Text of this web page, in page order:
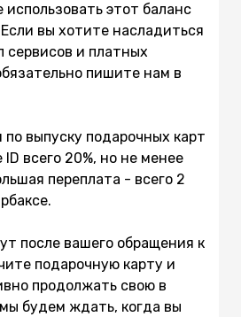
этот баланс
вы хотите насладиться
сервисов и платных
пишите нам в
выпуску подарочных карт
всего 20%, но не менее
переплата - всего 2
после вашего обращения к
подарочную карту и
продолжать свою в
будем ждать, когда вы